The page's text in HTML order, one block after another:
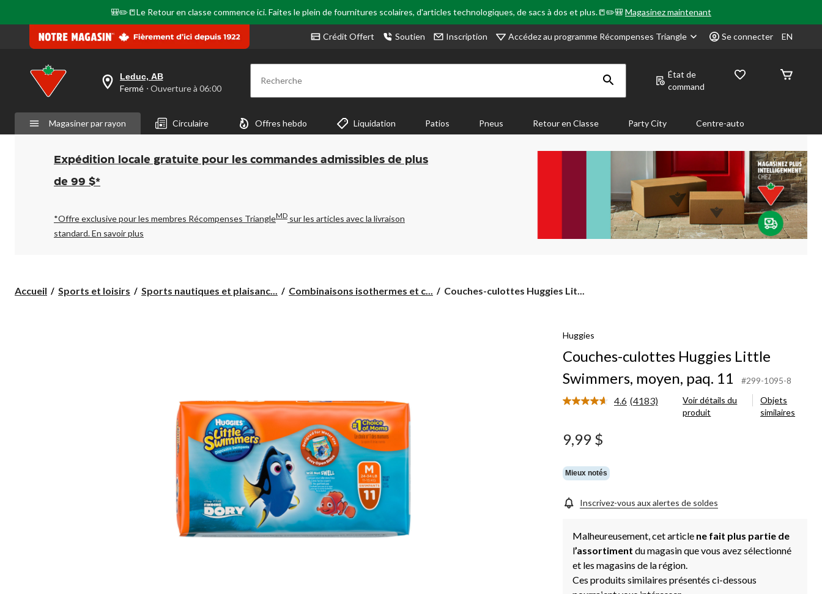
🎒✏️📒Le Retour en classe commence ici. Faites le plein de fournitures scolaires, d'articles technologiques, de sacs à dos et plus.📒✏️🎒Magasinez maintenant
Crédit Offert Soutien Inscription Accédez au programme Récompenses Triangle Se connecter EN
votre
est
Leduc,
AB,
Fermé,
Ouverture
à
pour
changer
Leduc, AB
Fermé ⋅ Ouverture à 06:00 Recherche
État de
command
Magasiner par rayon Circulaire Offres hebdo Liquidation Patios Pneus Retour en Classe Party City Centre-auto
Expédition locale gratuite pour les commandes admissibles de plus
de 99 $*
*Offre exclusive pour les membres Récompenses TriangleMD sur les articles avec la livraison
standard.En savoir plus
Accueil Sports et loisirs Sports nautiques et plaisanc... Combinaisons isothermes et c...
Couches-
Couches-culottes Huggies Lit...
Huggies
Couches-culottes Huggies Little
Swimmers, moyen, paq. 11
#299-1095-8
4.6 Lire
(4183)
Voir détails du
produit
Objets
similaires
9,99 $
Mieux notés
Inscrivez-vous aux alertes de soldes
Malheureusement, cet article ne fait plus partie de
l’assortiment du magasin que vous avez sélectionné
et les magasins de la région.
Ces produits similaires présentés ci-dessous
page.